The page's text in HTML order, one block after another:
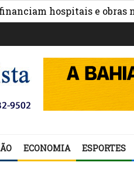
hospitais e obras na Bahia
ECONOMIA ESPORTES